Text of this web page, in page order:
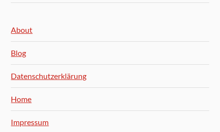
About
Blog
Datenschutzerklärung
Home
Impressum